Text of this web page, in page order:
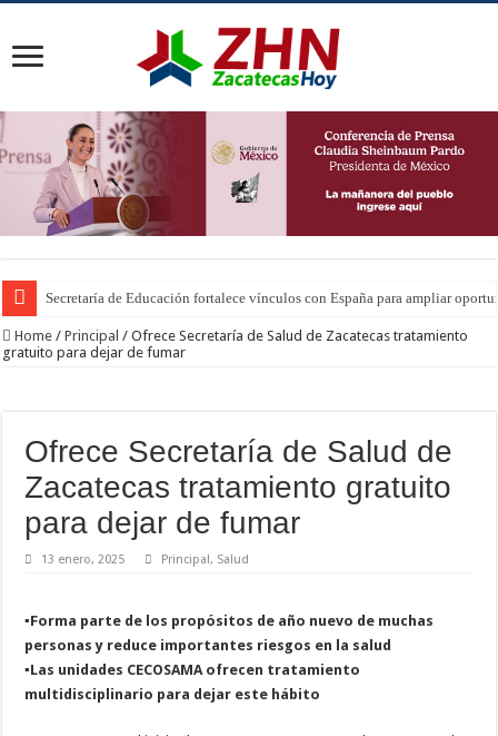
Secretaría de Educación fortalece vínculos con España para ampliar
Home / Principal / Ofrece Secretaría de Salud de Zacatecas tratamiento
gratuito para dejar de fumar
Ofrece Secretaría de Salud de
Zacatecas tratamiento gratuito
para dejar de fumar
13 enero, 2025 Principal, Salud
▪️Forma parte de los propósitos de año nuevo de muchas
personas y reduce importantes riesgos en la salud
▪️Las unidades CECOSAMA ofrecen tratamiento
multidisciplinario para dejar este hábito